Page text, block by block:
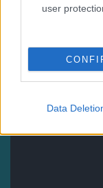
user
Data